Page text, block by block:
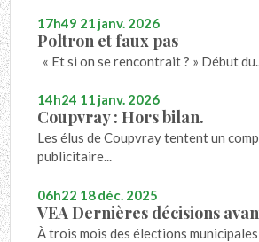
17h49 21 janv. 2026
Poltron et faux pas
« Et si on se rencontrait ? » Début
14h24 11 janv. 2026
Coupvray : Hors bilan.
Les élus de Coupvray tentent un
publicitaire...
06h22 18déc. 2025
VEA Dernières décisions
À trois mois des élections